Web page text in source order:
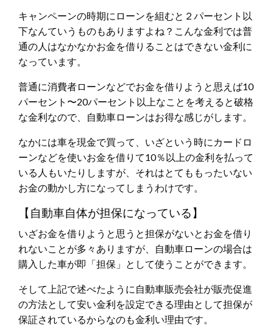
キャンペーンの時期にローンを組むと２パーセント以
下なんていうものもありますよね？こんな金利では普
通の人はなかなかお金を借りることはできない金利に
なっています。
普通に消費者ローンなどでお金を借りようと思えば10
パーセント〜20パーセント以上なことを考えると破格
な金利なので、自動車ローンはお得な感じがします。
なかには車を現金で買って、いざという時にカードロ
ーンなどを使いお金を借りて10％以上の金利を払って
いる人もいたりしますが、それはとてももったいない
お金の動かし方になってしまうわけです。
【自動車自体が担保になっている】
いざお金を借りようと思うと担保がないとお金を借り
れないことが多々ありますが、自動車ローンの場合は
購入した車が即「担保」として使うことができます。
そして上記で述べたように自動車販売会社が販売促進
の方法として安い金利を設定できる理由として担保が
保証されているからなのも金利い理由です。